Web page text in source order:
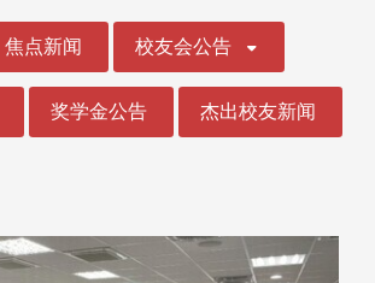
焦点新闻 校友会公告
奖学金公告 杰出校友新闻